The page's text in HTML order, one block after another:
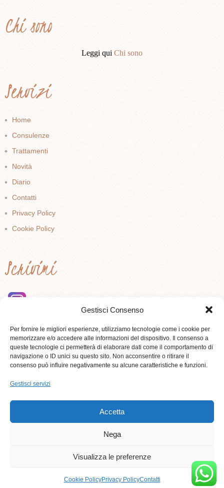
Gestisci Consenso
Per fornire le migliori esperienze, utilizziamo tecnologie come i cookie per
memorizzare e/o accedere alle informazioni del dispositivo. Il consenso a
queste tecnologie ci permetterà di elaborare dati come il comportamento di
navigazione o ID unici su questo sito. Non acconsentire o ritirare il
consenso può influire negativamente su alcune caratteristiche e funzioni.
Gestisci servizi
Accetta
Nega
Visualizza le preferenze
Cookie PolicyPrivacy PolicyContatti
Chi sono
Leggi qui Chi sono
Servizi
Home
Consulenze
Trattamenti
Novità
Diario
Contatti
Privacy Policy
Cookie Policy
Scrivimi
Contattami
3284181528
© 2018 Alessandra Tonna//Bologna Olistica Comunication www.bolognaolistica.com
nostri servizi, l'utente accetta le nostre modalità d'uso dei